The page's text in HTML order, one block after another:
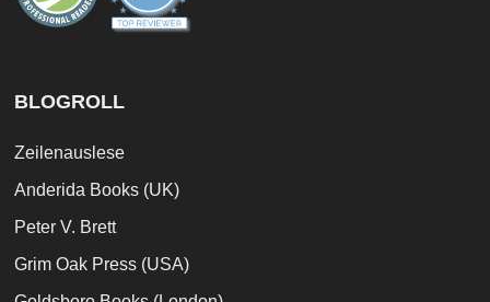
BLOGROLL
Zeilenauslese
Anderida Books (UK)
Peter V. Brett
Grim Oak Press (USA)